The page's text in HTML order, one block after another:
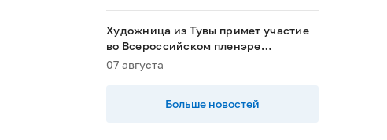
Художница из Тувы примет участие
во Всероссийском пленэре
акварелистов в Ханты-Мансийске
07 августа
Больше новостей